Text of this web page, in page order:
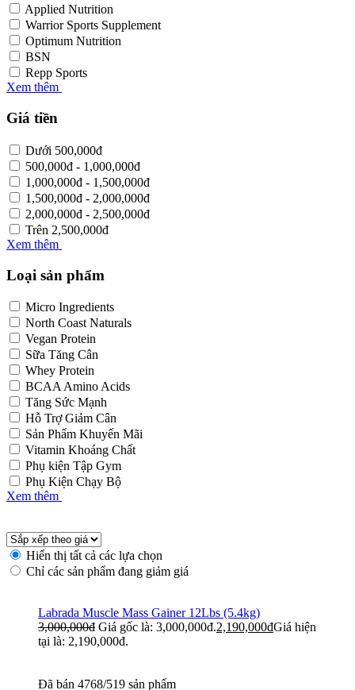
Applied Nutrition
Warrior Sports Supplement
Optimum Nutrition
BSN
Repp Sports
Xem thêm
Giá tiền
Dưới 500,000đ
500,000đ - 1,000,000đ
1,000,000đ - 1,500,000đ
1,500,000đ - 2,000,000đ
2,000,000đ - 2,500,000đ
Trên 2,500,000đ
Xem thêm
Loại sản phẩm
Micro Ingredients
North Coast Naturals
Vegan Protein
Sữa Tăng Cân
Whey Protein
BCAA Amino Acids
Tăng Sức Mạnh
Hỗ Trợ Giảm Cân
Sản Phẩm Khuyến Mãi
Vitamin Khoáng Chất
Phụ kiện Tập Gym
Phụ Kiện Chạy Bộ
Xem thêm
Hiển thị tất cả các lựa chọn
Chỉ các sản phẩm đang giảm giá
Labrada Muscle Mass Gainer 12Lbs (5.4kg)
3,000,000đ Giá gốc là: 3,000,000đ.2,190,000đGiá hiện
tại là: 2,190,000đ.
Đã bán 4768/519 sản phẩm